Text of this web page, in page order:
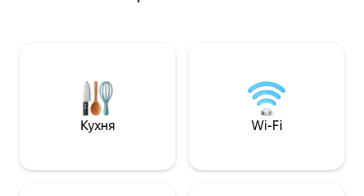
Galaxie MegaHall, Parc des Expositions,
нощувка за 2 души. Вижте
допълнителните такси в
двойки. 🥾
Алтшлосфелзен,
Страсбург на 1
Кухня Wi-Fi